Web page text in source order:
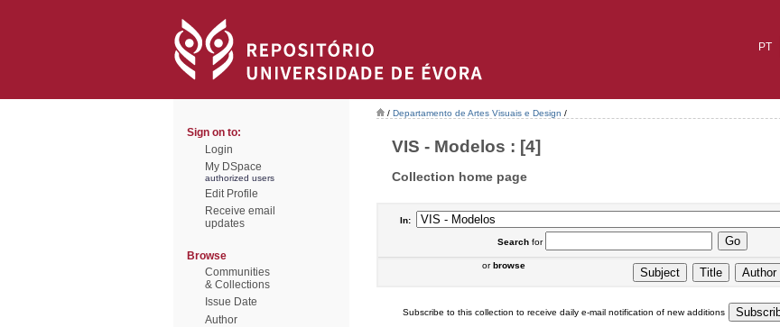
PT
Sign on to:
Login
My DSpace
authorized users
Edit Profile
Receive email
updates
Browse
Communities
& Collections
Issue Date
Author
/ Departamento de Artes Visuais e Design /
VIS - Modelos : [4]
Collection home page
In:
Searchfor
orbrowse
Subscribe to this collection to receive daily e-mail notification of new additions